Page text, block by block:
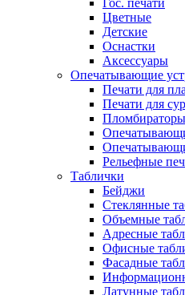
Гос. печати
Цветные
Детские
Оснастки
Аксессуары
Опечатывающие
Печати для
Печати для
Пломбираторы
Рельефные
Таблички
Бейджи
Стеклянные
Объемные
Адресные
Офисные
Фасадные
Латунные